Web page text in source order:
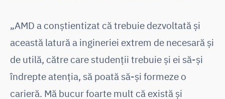
„AMD a conștientizat că trebuie dezvoltată și
această latură a ingineriei extrem de necesară și
de utilă, către care studenții trebuie și ei să-și
îndrepte atenția, să poată să-și formeze o
carieră. Mă bucur foarte mult că există și